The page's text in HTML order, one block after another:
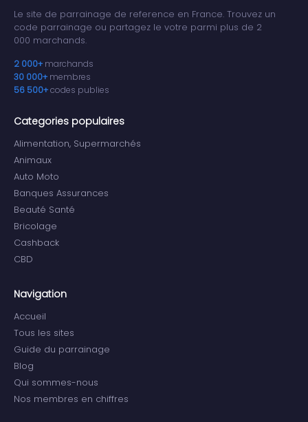
Le site de parrainage de reference en France. Trouvez un
code parrainage ou partagez le votre parmi plus de 2
000 marchands.
2 000+ marchands
30 000+ membres
56 500+codes publies
Categories populaires
Alimentation, Supermarchés
Animaux
Auto Moto
Banques Assurances
Beauté Santé
Bricolage
Cashback
CBD
Navigation
Accueil
Tous les sites
Guide du parrainage
Blog
Qui sommes-nous
Nos membres en chiffres